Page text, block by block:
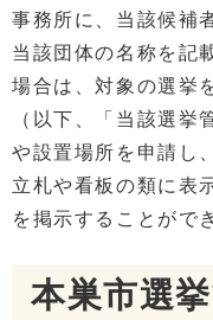
事務所に、当該候補
当該団体の名称を記
場合は、対象の選挙
（以下、「当該選挙
や設置場所を申請し
立札や看板の類に表
を掲示することがで
本巣市選